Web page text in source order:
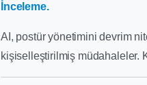
İnceleme.
AI, postür yönetimini devrim
kişiselleştirilmiş müdahaleler.